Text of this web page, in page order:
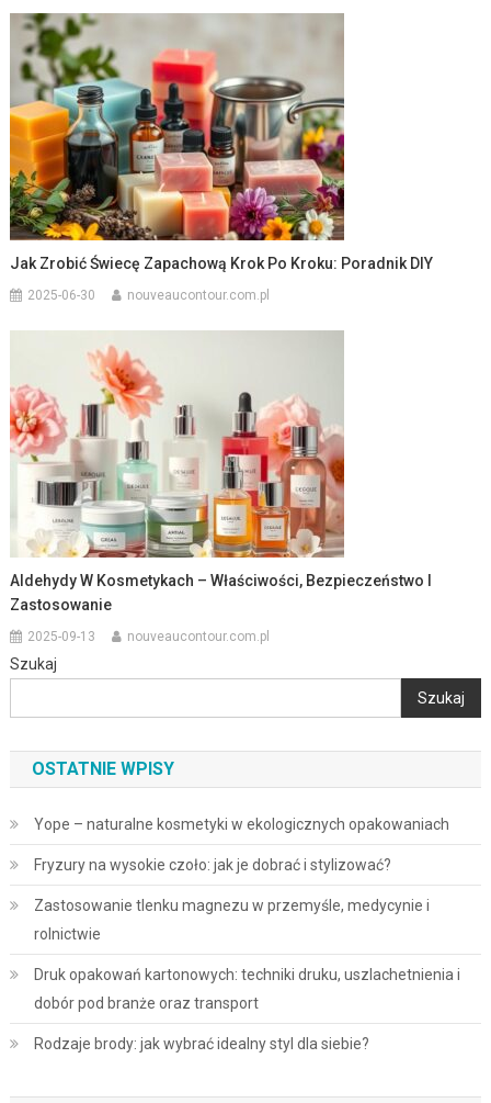
Jak Zrobić Świecę Zapachową Krok Po Kroku: Poradnik DIY
2025-06-30 nouveaucontour.com.pl
Aldehydy W Kosmetykach – Właściwości, Bezpieczeństwo I
Zastosowanie
2025-09-13 nouveaucontour.com.pl
Szukaj
Szukaj
OSTATNIE WPISY
Yope – naturalne kosmetyki w ekologicznych opakowaniach
Fryzury na wysokie czoło: jak je dobrać i stylizować?
Zastosowanie tlenku magnezu w przemyśle, medycynie i
rolnictwie
Druk opakowań kartonowych: techniki druku, uszlachetnienia i
dobór pod branże oraz transport
Rodzaje brody: jak wybrać idealny styl dla siebie?